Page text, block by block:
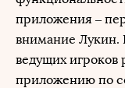
приложения –
внимание Лукин.
ведущих игроков
приложению по